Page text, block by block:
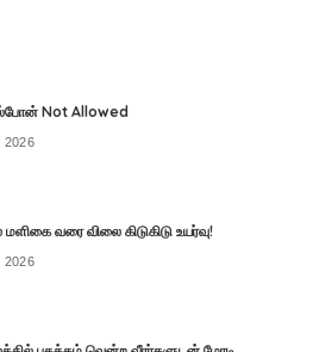
Not Allowed
2026
மளிகை வரை விலை கிடுகிடு உயர்வு!
2026